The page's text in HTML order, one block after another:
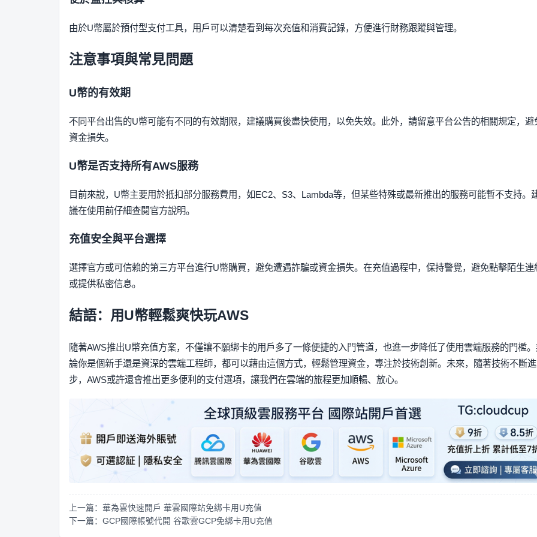
由於U幣屬於預付型支付工具，用戶可以清楚看到每次充值和消費記錄，方便進行財務跟蹤與管理。
注意事項與常見問題
U幣的有效期
不同平台出售的U幣可能有不同的有效期限，建議購買後盡快使用，以免失效。此外，請留意平台公告的相關規定，避
資金損失。
U幣是否支持所有AWS服務
目前來說，U幣主要用於抵扣部分服務費用，如EC2、S3、Lambda等，但某些特殊或最新推出的服務可能暫不支持。
議在使用前仔細查閱官方說明。
充值安全與平台選擇
選擇官方或可信賴的第三方平台進行U幣購買，避免遭遇詐騙或資金損失。在充值過程中，保持警覺，避免點擊陌生連
或提供私密信息。
結語：用U幣輕鬆爽快玩AWS
隨著AWS推出U幣充值方案，不僅讓不願綁卡的用戶多了一條便捷的入門管道，也進一步降低了使用雲端服務的門檻
論你是個新手還是資深的雲端工程師，都可以藉由這個方式，輕鬆管理資金，專注於技術創新。未來，隨著技術不斷進
步，AWS或許還會推出更多便利的支付選項，讓我們在雲端的旅程更加順暢、放心。
上一篇：華為雲快速開戶 華雲國際站免綁卡用U充值
下一篇：GCP國際帳號代開 谷歌雲GCP免綁卡用U充值